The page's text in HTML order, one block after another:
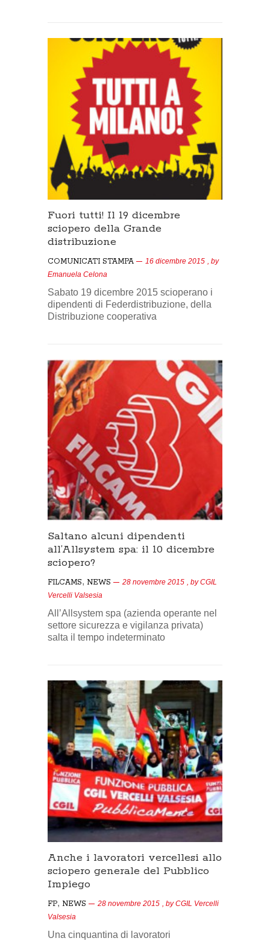
Fuori tutti! Il 19 dicembre
sciopero della Grande
distribuzione
COMUNICATI STAMPA 16 dicembre 2015 , by
Emanuela Celona
Sabato 19 dicembre 2015 scioperano i
dipendenti di Federdistribuzione, della
Distribuzione cooperativa
Saltano alcuni dipendenti
all’Allsystem spa: il 10 dicembre
sciopero?
FILCAMS, NEWS 28 novembre 2015 , byCGIL
Vercelli Valsesia
All’Allsystem spa (azienda operante nel
settore sicurezza e vigilanza privata)
salta il tempo indeterminato
Anche i lavoratori vercellesi allo
sciopero generale del Pubblico
Impiego
FP, NEWS 28 novembre 2015 , byCGIL Vercelli
Valsesia
Una cinquantina di lavoratori